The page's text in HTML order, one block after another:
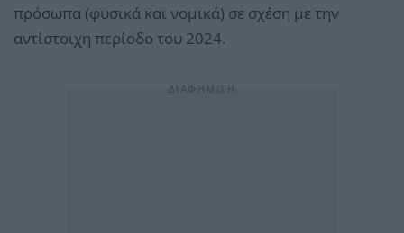
πρόσωπα (φυσικά και νομικά) σε σχέση με την
αντίστοιχη περίοδο του 2024.